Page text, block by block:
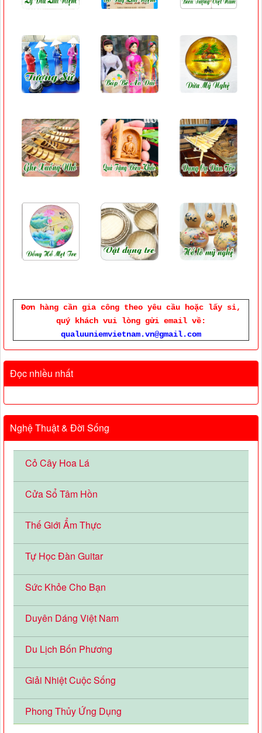
Đơn hàng cần gia công theo yêu cầu hoặc lấy sỉ,
quý khách vui lòng gửi email về:
qualuuniemvietnam.vn@gmail.com
Đọc nhiều nhất
Nghệ Thuật & Đời Sống
Cỏ Cây Hoa Lá
Cửa Sổ Tâm Hồn
Thế Giới Ẩm Thực
Tự Học Đàn Guitar
Sức Khỏe Cho Bạn
Duyên Dáng Việt Nam
Du Lịch Bốn Phương
Giải Nhiệt Cuộc Sống
Phong Thủy Ứng Dụng